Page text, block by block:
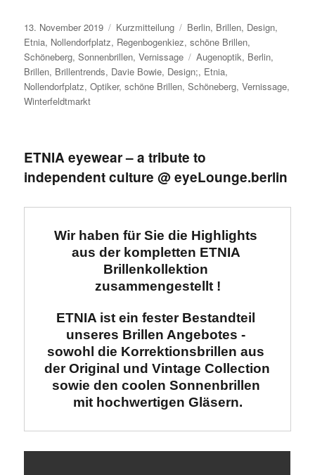
Veröffentlicht
am
13. November 2019 Format
Kurzmitteilung Kategorien
Berlin, Brillen, Design,
Etnia, Nollendorfplatz, Regenbogenkiez,schöne Brillen,
Schöneberg,Sonnenbrillen,Vernissage Schlagwörter
Augenoptik, Berlin,
Brillen, Brillentrends, Davie Bowie, Design;, Etnia,
Nollendorfplatz,Optiker,schöne Brillen,Schöneberg,Vernissage,
Winterfeldtmarkt
ETNIA eyewear – a tribute to
independent culture @ eyeLounge.berlin
Wir haben für Sie die Highlights
aus der kompletten ETNIA
Brillenkollektion
zusammengestellt !
ETNIA ist ein fester Bestandteil
unseres Brillen Angebotes -
sowohl die Korrektionsbrillen aus
der Original und Vintage Collection
sowie den coolen Sonnenbrillen
mit hochwertigen Gläsern.